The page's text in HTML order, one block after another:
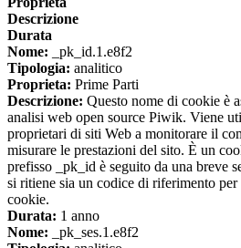
Descrizione
Durata
Nome: _pk_id.1.e8f2
Tipologia: analitico
Proprieta: Prime Parti
Descrizione: Questo nome di cookie è
analisi web open source Piwik. Viene
proprietari di siti Web a monitorare il
misurare le prestazioni del sito. È un
prefisso _pk_id è seguito da una breve
si ritiene sia un codice di riferimento
cookie.
Durata: 1 anno
Nome: _pk_ses.1.e8f2